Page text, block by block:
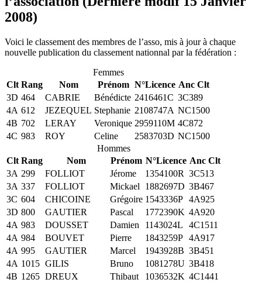
2008)
Voici le classement des membres de l’asso, mis à jour à chaque
nouvelle publication du classement nationnal par la fédération :
Femmes
Clt Rang Nom Prénom N°Licence Anc Clt
3D 464 CABRIE Bénédicte 2416461C 3C389
4A 612 JEZEQUEL Stephanie 2108747A NC1500
4B 702 LERAY Veronique 2959110M 4C872
4C 983 ROY Celine 2583703D NC1500
Hommes
Clt Rang Nom Prénom N°Licence Anc Clt
3A 299 FOLLIOT Jérome 1354100R 3C513
3A 337 FOLLIOT Mickael 1882697D 3B467
3C 604 CHICOINE Grégoire 1543336P 4A925
3D 800 GAUTIER Pascal 1772390K 4A920
4A 983 DOUSSET Damien 1143024L
4C1511
4A 984 BOUVET Pierre 1843259P 4A917
4A 995 GAUTIER Marcel 1943928B 3B451
4A 1015 GILIS Bruno 1081278U 3B418
4B 1265 DREUX Thibaut 1036532K 4C1441